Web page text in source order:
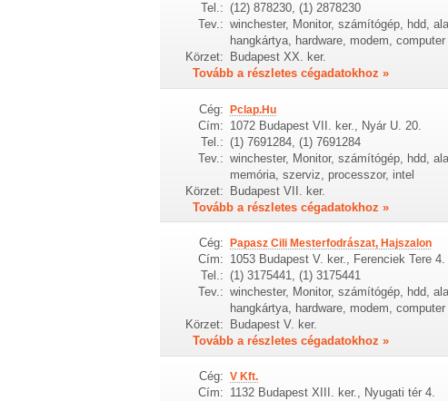
Tel.: (12) 878230, (1) 2878230
Tev.: winchester, Monitor, számítógép, hdd,
hangkártya, hardware, modem, computer
Körzet:
Budapest XX. ker.
Tovább a részletes cégadatokhoz »
Cég: Pclap.Hu
Cím: 1072 Budapest VII. ker., Nyár U. 20.
Tel.: (1) 7691284, (1) 7691284
Tev.: winchester, Monitor, számítógép, hdd,
memória, szerviz, processzor, intel
Körzet: Budapest VII. ker.
Tovább a részletes cégadatokhoz »
Cég: Papasz Cili Mesterfodrászat, Hajszalon
Cím: 1053 Budapest V. ker., Ferenciek Tere 4.
Tel.: (1) 3175441, (1) 3175441
Tev.: winchester, Monitor, számítógép, hdd,
hangkártya, hardware, modem, computer
Körzet:
Budapest V. ker.
Tovább a részletes cégadatokhoz »
Cég: V Kft.
Cím: 1132 Budapest XIII. ker., Nyugati tér 4.